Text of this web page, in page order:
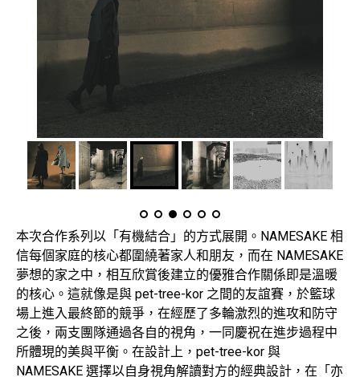
本次合作系列以「有機結合」的方式展開。NAMESAKE 相
信每個家庭的核心都圍繞著家人和朋友，而在 NAMESAKE
夢想的家之中，相互欣賞後建立的優雅合作關係即是溫暖
的核心。這就像是與 pet-tree-kor 之間的友誼賽，於籃球
場上進入最終節的競爭，在經歷了多輪激烈的進攻和防守
之後，兩支團隊通過各自的視角，一同慶祝在進步過程中
所體現的美與平衡。在設計上，pet-tree-kor 與
NAMESAKE 選擇以自身視角解讀對方的經典設計，在「亦